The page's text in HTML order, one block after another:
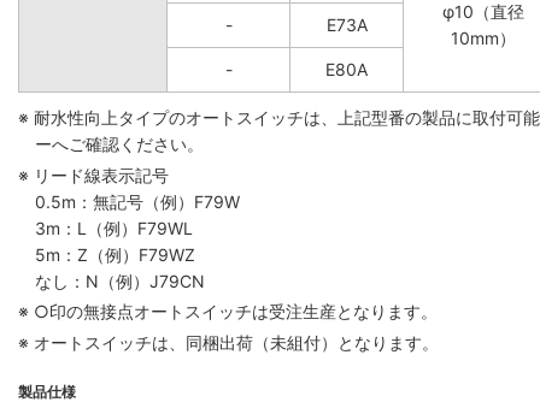
φ10（直径
10mm）
- E73A
- E80A
※ 耐水性向上タイプのオートスイッチは、上記型番の製品に取付可
ーへご確認ください。
※ リード線表示記号
0.5m：無記号（例）F79W
3m：L（例）F79WL
5m：Z（例）F79WZ
なし：N（例）J79CN
※ ○印の無接点オートスイッチは受注生産となります。
※ オートスイッチは、同梱出荷（未組付）となります。
製品仕様